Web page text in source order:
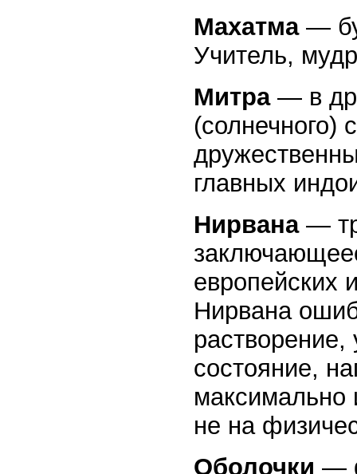
Махатма—
Учитель,
Митра— в
(солнечного)
главных
Нирвана—
европейских
Нирвана
растворение,
состояние,
максимально
не на
Оболочки —